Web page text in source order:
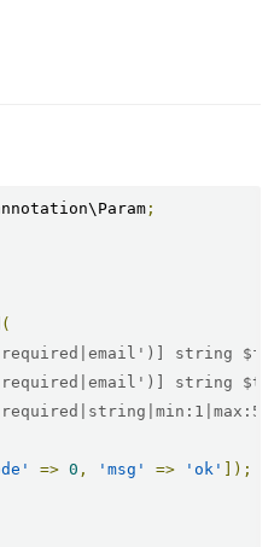
;
(
string
string $to,
=> 0 , 'msg' => 'ok'
]);